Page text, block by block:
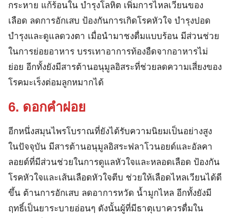
กระหาย แก้ร้อนใน บำรุงโลหิต เพิ่มการไหลเวียนของ
เลือด ลดการอักเสบ ป้องกันการเกิดโรคหัวใจ บำรุงปอด
บำรุงและดูแลดวงตา เมื่อนำมาชงดื่มแบบร้อน มีส่วนช่วย
ในการย่อยอาหาร บรรเทาอาการท้องอืดจากอาหารไม่
ย่อย อีกทั้งยังมีสารต้านอนุมูลอิสระที่ช่วยลดความเสี่ยงของ
โรคมะเร็งต่อมลูกหมากได้
6. ดอกคำฝอย
อีกหนึ่งสมุนไพรโบราณที่ยังได้รับความนิยมเป็นอย่างสูง
ในปัจจุบัน มีสารต้านอนุมูลอิสระฟลาโวนอยด์และอัลคา
ลอยด์ที่มีส่วนช่วยในการดูแลหัวใจและหลอดเลือด ป้องกัน
โรคหัวใจและเส้นเลือดหัวใจตีบ ช่วยให้เลือดไหลเวียนได้ดี
ขึ้น ต้านการอักเสบ ลดอาการหวัด น้ำมูกไหล อีกทั้งยังมี
ฤทธิ์เป็นยาระบายอ่อนๆ ดังนั้นผู้ที่มีธาตุเบาควรดื่มใน